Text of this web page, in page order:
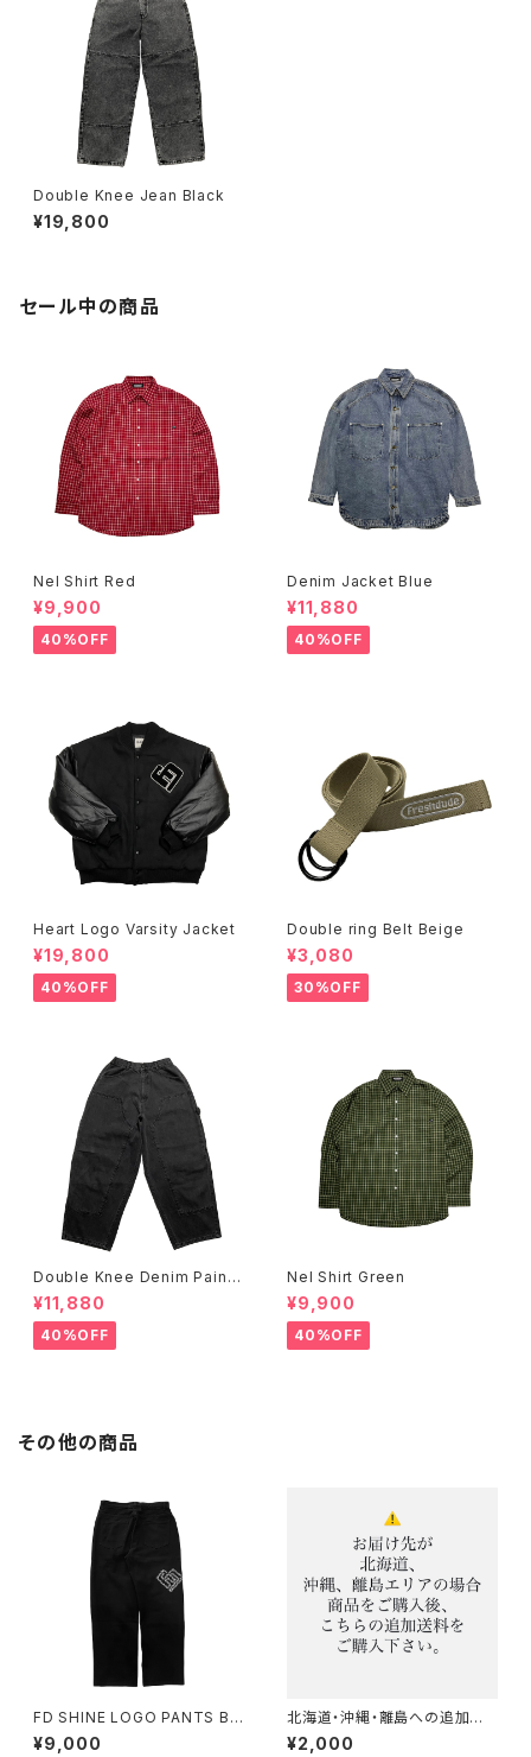
Double Knee Jean Black
¥19,800
セール中の商品
Nel Shirt Red
¥9,900
40%OFF
Denim Jacket Blue
¥11,880
40%OFF
Heart Logo Varsity Jacket
¥19,800
40%OFF
Double ring Belt Beige
¥3,080
30%OFF
Double Knee Denim Painte
r Pants Black
¥11,880
40%OFF
Nel Shirt Green
¥9,900
40%OFF
その他の商品
FD SHINE LOGO PANTS BL
ACK
¥9,000
北海道・沖縄・離島への追加送
料
¥2,000